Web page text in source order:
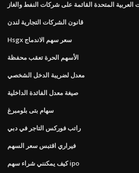
العربية المتحدة القائمة على شركات النفط والغاز
قانون الشركات التجارية لندن
Hsgx سعر سهم الاندماج
الأسهم الحرة تعقب محفظة
معدل لضريبة الدخل الشخصي
صيغة معدل الفائدة الداخلية
سهام بتى بلومبرغ
راتب فوركس التاجر في دبي
فيراري اقتبس سعر السهم
كيف يمكنني شراء سهم ipo